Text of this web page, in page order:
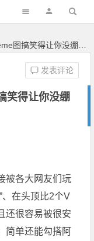
搞笑得让你没绷住吧？
笑得让你没绷
发表评论
被各大网友们玩
、在头顶比2个V
还很容易被很安
简单还能勾搭阿